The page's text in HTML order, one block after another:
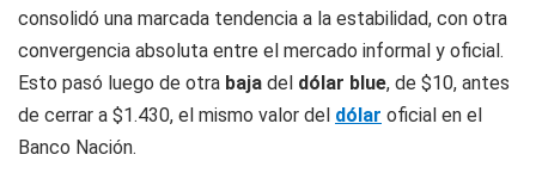
consolidó una marcada tendencia a la estabilidad, con otra
convergencia absoluta entre el mercado informal y oficial.
Esto pasó luego de otra baja del dólar blue, de $10, antes
de cerrar a $1.430, el mismo valor del dólar oficial en el
Banco Nación.